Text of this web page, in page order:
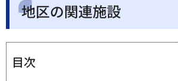
地区の関連施設
目次